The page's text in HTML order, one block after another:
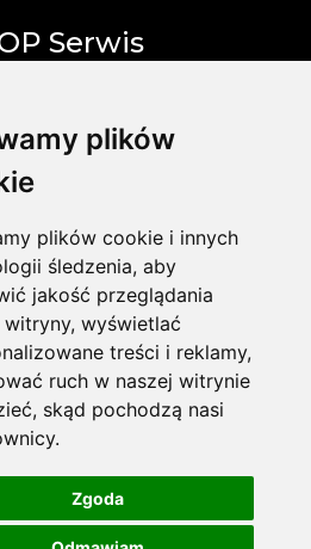
plików
plików cookie i innych
śledzenia, aby
jakość przeglądania
witryny, wyświetlać
treści i reklamy,
ruch w naszej witrynie
skąd pochodzą nasi
Zgoda
Serwis
do odstapienia od umowy
i formy płatności
prywatności
Samochodowy